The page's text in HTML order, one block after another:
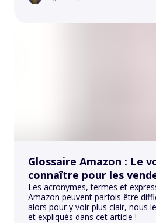
Glossaire Amazon : Le
connaître pour les
Les acronymes, termes et
Amazon peuvent parfois être
alors pour y voir plus clair, nous
et expliqués dans cet article !